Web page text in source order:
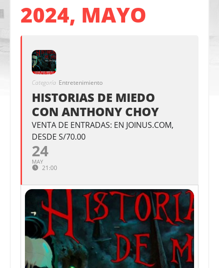
2024, MAYO
Categoría Entretenimiento
HISTORIAS DE MIEDO
CON ANTHONY CHOY
VENTA DE ENTRADAS: EN JOINUS.COM,
DESDE S/70.00
24
MAY
21:00